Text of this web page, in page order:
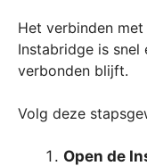
Het verbinden
Instabridge is snel
verbonden blijft.
Volg deze
Open de